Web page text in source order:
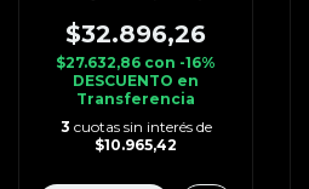
$32.896,26
$27.632,86 con -16%
DESCUENTO en
Transferencia
3 cuotas sin interés de
$10.965,42